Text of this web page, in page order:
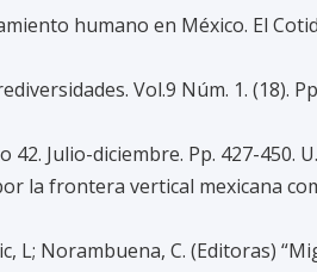
humano en México. El
Vol.9 Núm. 1. (18).
Julio-diciembre. Pp. 427-450.
la frontera vertical mexicana
L; Norambuena, C. (Editoras)